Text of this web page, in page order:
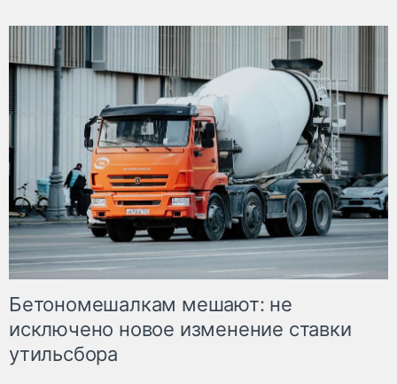
Бетономешалкам мешают: не
исключено новое изменение ставки
утильсбора